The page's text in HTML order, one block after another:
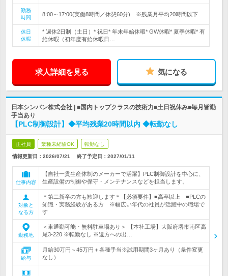
勤務
時間
8:00～17:00(実働8時間／休憩60分) ※残業月平均20時間以下
休日
休暇
* 週休2日制（土日）* 祝日* 年末年始休暇* GW休暇* 夏季休暇* 有
給休暇（初年度有給休暇日…
求人詳細を見る 気になる
日本シンバン株式会社 | ■国内トップクラスの技術力■土日祝休み■毎月皆勤
手当あり
【PLC制御設計】◆平均残業20時間以内 ◆転勤なし
正社員 業種未経験OK 転勤なし
情報更新日：2026/07/21 終了予定日： 2027/01/11
仕事内容
【自社一貫生産体制のメーカーで活躍】PLC制御設計を中心に、
生産設備の制御や保守・メンテナンスなどを担当します。
対象と
なる方
＊第二新卒の方も歓迎します＊【必須要件】■高卒以上 ■PLCの
知識・実務経験がある方 ※幅広い年代の社員が活躍中の職場で
す
勤務地
＜車通勤可能・無料駐車場あり＞ 【本社工場】大阪府堺市南区高
尾3-220 ※転勤なし ※遠方への出…
給与
月給30万円～45万円＋各種手当※試用期間3ヶ月あり（条件変更
なし）